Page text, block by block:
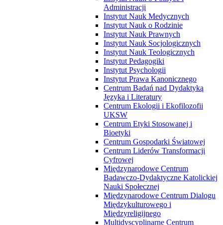
Administracji
Instytut Nauk Medycznych
Instytut Nauk o Rodzinie
Instytut Nauk Prawnych
Instytut Nauk Socjologicznych
Instytut Nauk Teologicznych
Instytut Pedagogiki
Instytut Psychologii
Instytut Prawa Kanonicznego
Centrum Badań nad Dydaktyką
Języka i Literatury
Centrum Ekologii i Ekofilozofii
UKSW
Centrum Etyki Stosowanej i
Bioetyki
Centrum Gospodarki Światowej
Centrum Liderów Transformacji
Cyfrowej
Międzynarodowe Centrum
Badawczo-Dydaktyczne Katolickiej
Nauki Społecznej
Międzynarodowe Centrum Dialogu
Międzykulturowego i
Międzyreligijnego
Multidyscyplinarne Centrum